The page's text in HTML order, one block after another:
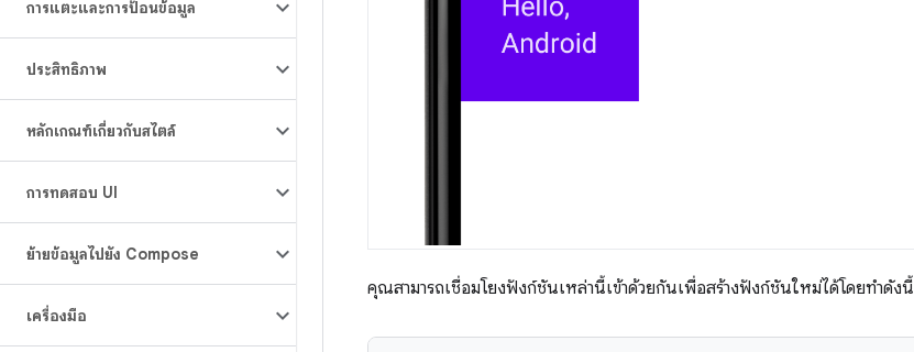
การแตะและการป้อนข้อมูล
ประสิทธิภาพ
หลักเกณฑ์เกี่ยวกับสไตล์
การทดสอบ UI
ย้ายข้อมูลไปยัง Compose
เครื่องมือ
คุณสามารถเชื่อมโยงฟังก์ชันเหล่านี้เข้าด้วยกันเพื่อสร้างฟังก์ชันใหม่ได้โดยทำดังนี้